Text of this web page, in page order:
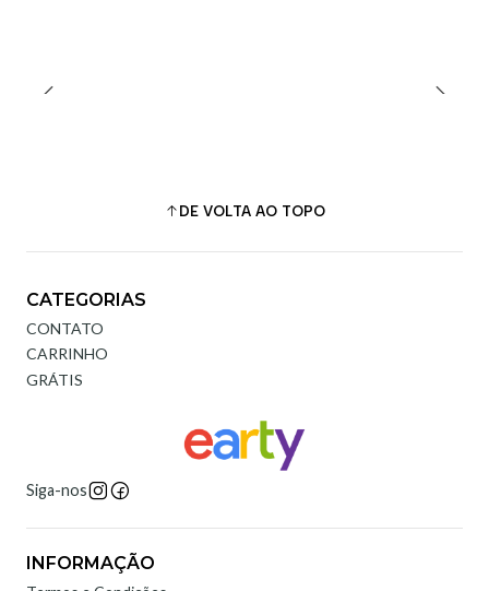
DE VOLTA AO TOPO
CATEGORIAS
CONTATO
CARRINHO
GRÁTIS
Siga-nos
INFORMAÇÃO